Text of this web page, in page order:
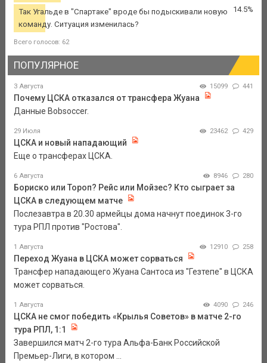
Так Угальде в "Спартаке" вроде бы подыскивали новую
команду. Ситуация изменилась?
14.5%
Всего голосов: 62
ПОПУЛЯРНОЕ
3 Августа 15099 441
Почему ЦСКА отказался от трансфера Жуана
Данные Bobsoccer.
29 Июля 23462 429
ЦСКА и новый нападающий
Еще о трансферах ЦСКА.
6 Августа 8946 280
Бориско или Тороп? Рейс или Мойзес? Кто сыграет за
ЦСКА в следующем матче
Послезавтра в 20.30 армейцы дома начнут поединок 3-го
тура РПЛ против "Ростова".
1 Августа 12910 258
Переход Жуана в ЦСКА может сорваться
Трансфер нападающего Жуана Сантоса из "Гезтепе" в ЦСКА
может сорваться.
1 Августа 4090 246
ЦСКА не смог победить «Крылья Советов» в матче 2-го
тура РПЛ, 1:1
Завершился матч 2-го тура Альфа-Банк Российской
Премьер-Лиги, в котором ...